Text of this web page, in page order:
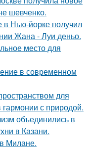
шевченко.
в Нью-йорке получил
Жана - Луи деньо.
место для
в современном
для
с природой.
объединились в
в Казани.
Милане.